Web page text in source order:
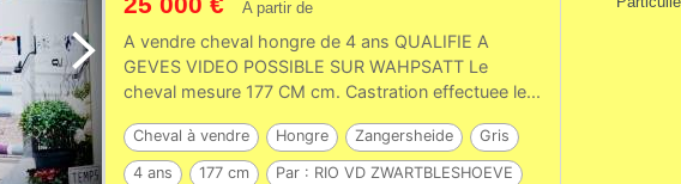
A partir de
A vendre cheval hongre de 4 ans QUALIFIE A
GEVES VIDEO POSSIBLE SUR WAHPSATT Le
cheval mesure 177 CM cm. Castration effectuee le...
Cheval à vendre Hongre Zangersheide Gris
4 ans 177 cm Par : RIO VD ZWARTBLESHOEVE